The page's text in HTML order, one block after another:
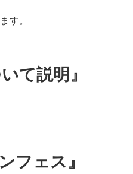
す。
て説明』
フェス』